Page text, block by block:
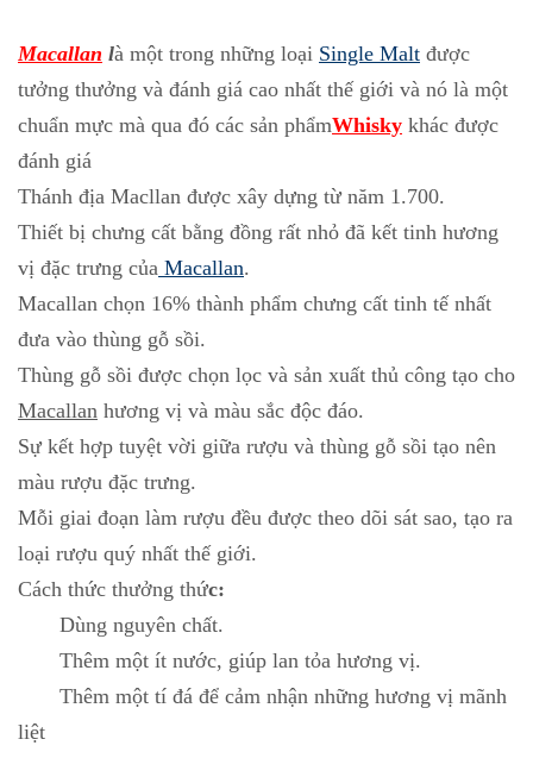
Macallan là một trong những loại Single Malt được
tưởng thưởng và đánh giá cao nhất thế giới và nó là một
chuẩn mực mà qua đó các sản phẩmWhisky khác được
đánh giá
Thánh địa Macllan được xây dựng từ năm 1.700.
Thiết bị chưng cất bằng đồng rất nhỏ đã kết tinh hương
vị đặc trưng của Macallan.
Macallan chọn 16% thành phẩm chưng cất tinh tế nhất
đưa vào thùng gỗ sồi.
Thùng gỗ sồi được chọn lọc và sản xuất thủ công tạo cho
Macallan hương vị và màu sắc độc đáo.
Sự kết hợp tuyệt vời giữa rượu và thùng gỗ sồi tạo nên
màu rượu đặc trưng.
Mỗi giai đoạn làm rượu đều được theo dõi sát sao, tạo ra
loại rượu quý nhất thế giới.
Cách thức thưởng thức:
Dùng nguyên chất.
Thêm một ít nước, giúp lan tỏa hương vị.
Thêm một tí đá để cảm nhận những hương vị mãnh
liệt